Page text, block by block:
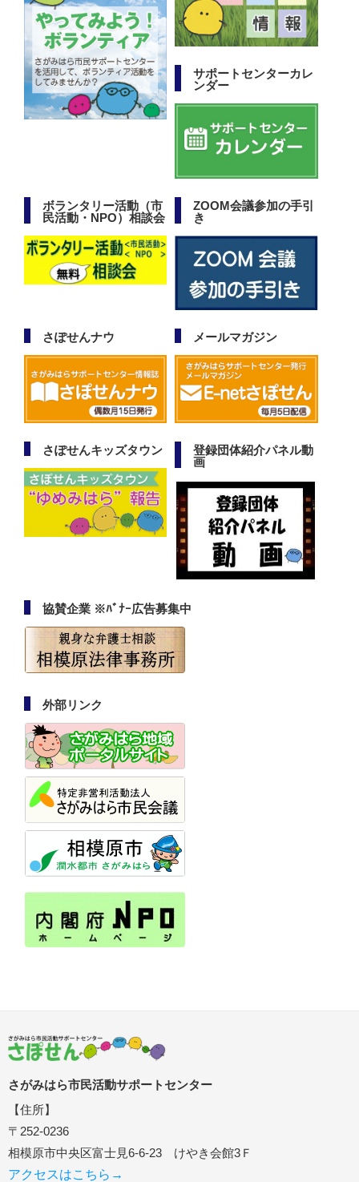
サポートセンターカレ
ンダー
ボランタリー活動（市
民活動・NPO）相談会
ZOOM会議参加の手引
き
さぽせんナウ メールマガジン
さぽせんキッズタウン
登録団体紹介パネル動
画
協賛企業 ※ﾊﾞﾅｰ広告募集中
外部リンク
さがみはら市民活動サポートセンター
【住所】
〒252-0236
相模原市中央区富士見6-6-23 けやき会館3Ｆ
アクセスはこちら→